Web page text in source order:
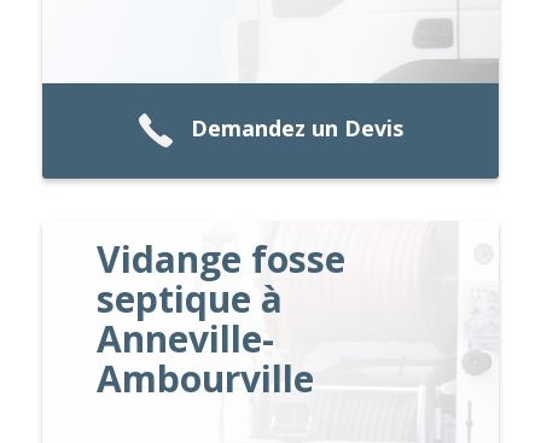
Demandez un Devis
Vidange fosse
septique à
Anneville-
Ambourville